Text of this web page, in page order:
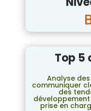
Top 5
Analyse
communiquer
des
prise en